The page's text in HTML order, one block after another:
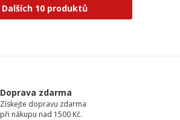
Dalších 10 produktů
Doprava zdarma
Získejte dopravu zdarma
při nákupu nad 1500 Kč.